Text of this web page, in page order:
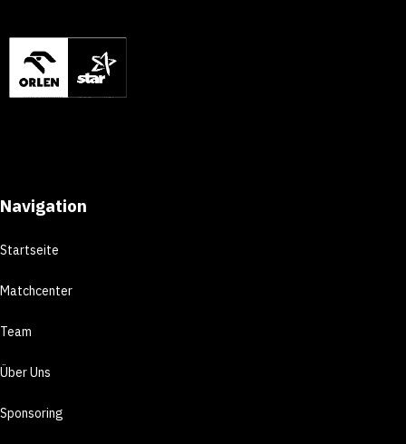
Navigation
Startseite
Matchcenter
Team
Über Uns
Sponsoring